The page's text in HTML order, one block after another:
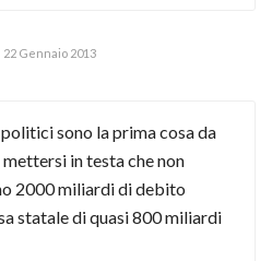
22 Gennaio 2013
sono la prima cosa da
in testa che non
2000 miliardi di debito
statale di quasi 800 miliardi